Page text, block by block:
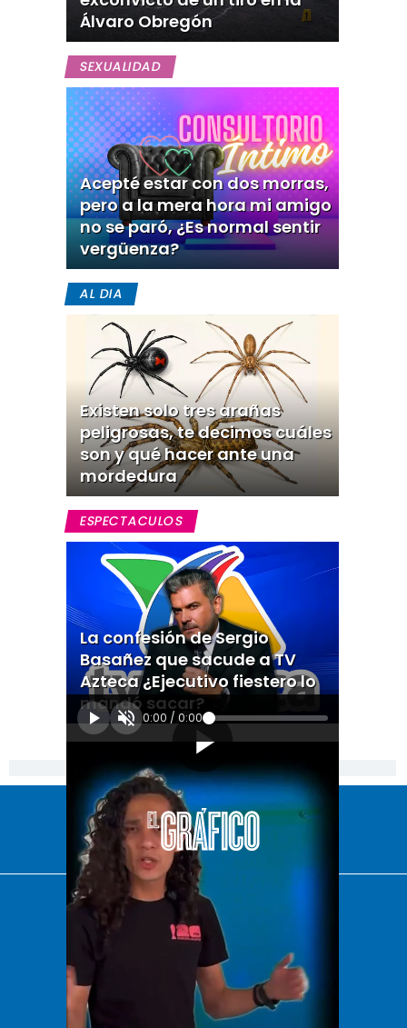
Álvaro Obregón
SEXUALIDAD
Acepté estar con dos morras,
pero a la mera hora mi amigo
no se paró, ¿Es normal sentir
vergüenza?
AL DIA
Existen solo tres arañas
peligrosas, te decimos cuáles
son y qué hacer ante una
mordedura
ESPECTACULOS
La confesión de Sergio
Basañez que sacude a TV
Azteca ¿Ejecutivo fiestero lo
mandó sacar?
0:00 / 0:00
[Publicidad]
El Universal
Vive USA
Clase